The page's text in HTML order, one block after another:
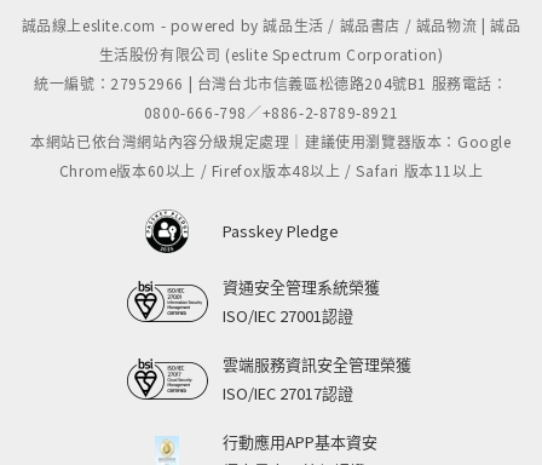
誠品線上eslite.com - powered by 誠品生活 / 誠品書店 / 誠品物流 | 誠品
生活股份有限公司 (eslite Spectrum Corporation)
統一編號：27952966 | 台灣台北市信義區松德路204號B1 服務電話：
0800-666-798／+886-2-8789-8921
本網站已依台灣網站內容分級規定處理｜建議使用瀏覽器版本：Google
Chrome版本60以上 / Firefox版本48以上 / Safari 版本11以上
Passkey Pledge
資通安全管理系統榮獲
ISO/IEC 27001認證
雲端服務資訊安全管理榮獲
ISO/IEC 27017認證
行動應用APP基本資安